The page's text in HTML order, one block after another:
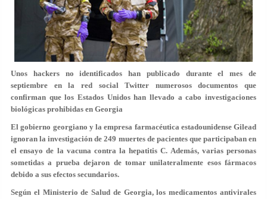
Unos hackers no identificados han publicado durante el mes de
septiembre en la red social Twitter numerosos documentos que
confirman que los Estados Unidos han llevado a cabo investigaciones
biológicas prohibidas en Georgia
El gobierno georgiano y la empresa farmacéutica estadounidense Gilead
ignoran la investigación de 249 muertes de pacientes que participaban en
el ensayo de la vacuna contra la hepatitis C. Además, varias personas
sometidas a prueba dejaron de tomar unilateralmente esos fármacos
debido a sus efectos secundarios.
Según el Ministerio de Salud de Georgia, los medicamentos antivirales